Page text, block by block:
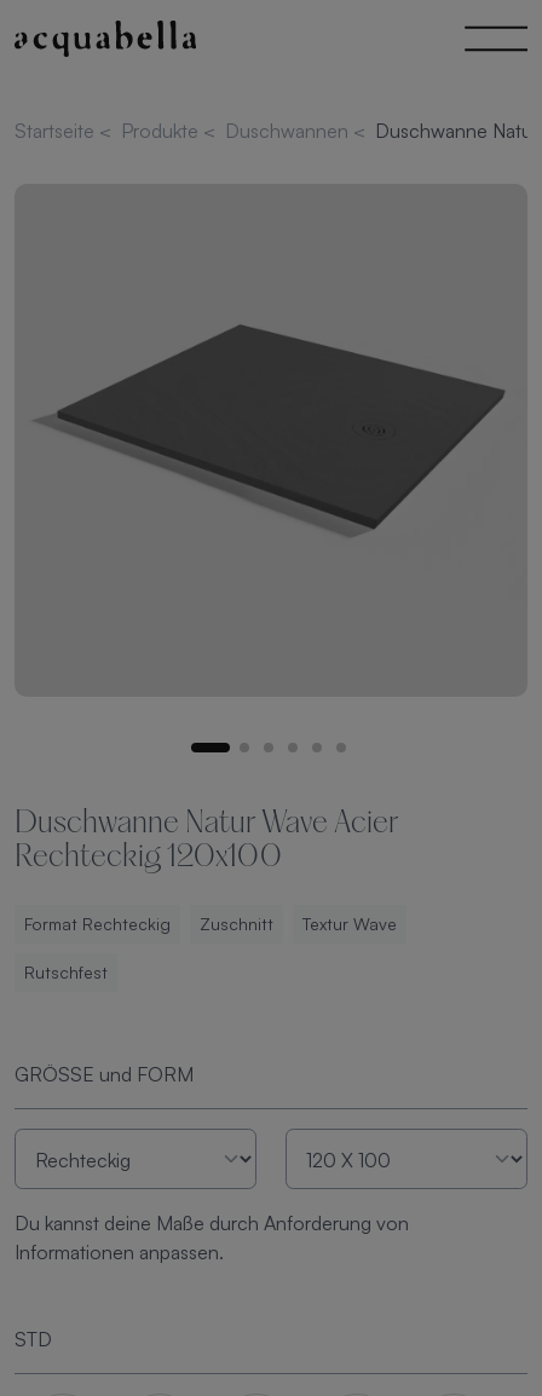
Startseite < Produkte < Duschwannen < Duschwanne
Duschwanne Natur Wave Acier
Rechteckig 120x100
Format Rechteckig Zuschnitt Textur Wave
Rutschfest
GRÖSSE und FORM
Du kannst deine Maße durch Anforderung von
Informationen anpassen.
STD